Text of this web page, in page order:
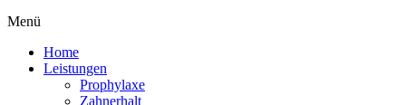
Menü
Home
Leistungen
Prophylaxe
Zahnerhalt